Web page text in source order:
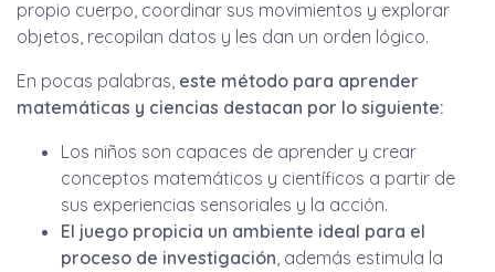
propio cuerpo, coordinar sus movimientos y explorar
objetos, recopilan datos y les dan un orden lógico.
En pocas palabras, este método para aprender
matemáticas y ciencias destacan por lo siguiente:
Los niños son capaces de aprender y crear
conceptos matemáticos y científicos a partir de
sus experiencias sensoriales y la acción.
El juego propicia un ambiente ideal para el
proceso de investigación, además estimula la